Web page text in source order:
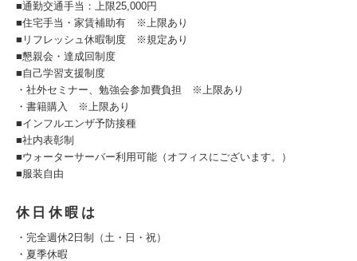
■通勤交通手当：上限25,000円
■住宅手当・家賃補助有 ※上限あり
■リフレッシュ休暇制度 ※規定あり
■懇親会・達成回制度
■自己学習支援制度
・社外セミナー、勉強会参加費負担 ※上限あり
・書籍購入 ※上限あり
■インフルエンザ予防接種
■社内表彰制
■ウォーターサーバー利用可能（オフィスにございます。）
■服装自由
休日休暇は
・完全週休2日制（土・日・祝）
・夏季休暇